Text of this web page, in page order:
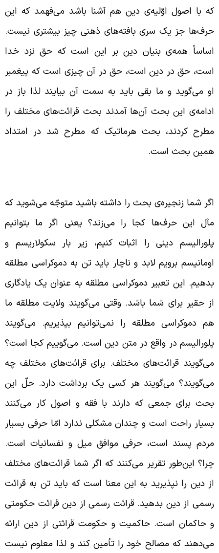
با اصول اوّلیه‌ی دین هم آشنا باشد می‌فهمد که این
جز یک سری بافته‌های ذهنی چیز بیشتری نیست.
همه‌ی بنیان دین بر این است که حق نزد خدا
حق در دین است، حق در آن چیزی است که پیغمبر
می‌گوید و ما بقی باید به سمت آن بیایند لذا باز در
این بحث آن‌ها آمدند بحث قرائت‌های مختلف را
کردند، بحث هرماتیک که مطرح شد در امتداد
بحث است.
شما زنجیره‌ی بحث را داشته باشید متوجّه می‌شوید که
این حرف‌ها کجا را می‌زند؟ یعنی اگر ما بتوانیم
دینی را اثبات کنیم، زیر بار سکولاریسم و
برویم لابد و ناچار باید تن به دموکراسی مطلقه
این تعبیر دموکراسی مطلقه به عنوان یک یادگاری
حقیر برای شما باشد. وقتی می‌گویند ولایت مطلقه ما
دموکراسی مطلقه را نمی‌توانیم بپذیریم. می‌گویند
در واقع در متن دین است. می‌گوییم کجا است؟
قرائت‌های مختلف. برای قرائت‌های مختلف چه
می‌گویند هر کسی یک برداشت دارد. حلّ این
برای جمعی که دارند با فقه و اصول کار می‌کنند
راحت است و چندان مشکلی ندارد امّا حرفی بسیار
پسند است، حرفی موافق میل و نفسانیات است.
این‌طور تقریر می‌کنند که اگر شما قرائت‌های مختلف
دین را نپذیرید به این معنا است که باید تن به قرائت
از دین بدهید. قرائت رسمی از دین قرائت حکومتی
حاکمان است. حاکمیت و حکومت قرائتی از دین ارائه
که مصالح خود را تأمین کند و لذا معلوم نیست